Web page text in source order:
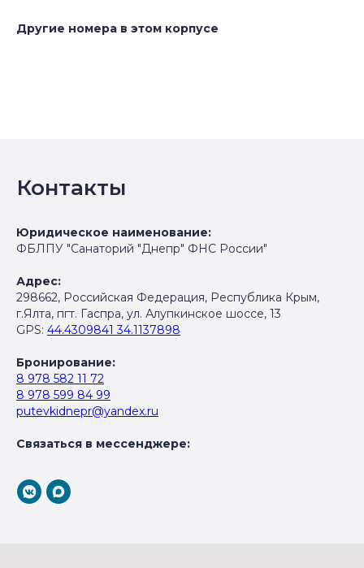
Другие номера в этом корпусе
Контакты
Юридическое наименование:
ФБЛПУ "Санаторий "Днепр" ФНС России"
Адрес:
298662, Российская Федерация, Республика Крым,
г.Ялта, пгт. Гаспра, ул. Алупкинское шоссе, 13
GPS: 44.4309841 34.1137898
Бронирование:
8 978 582 11 72
8 978 599 84 99
putevkidnepr@yandex.ru
Связаться в мессенджере: